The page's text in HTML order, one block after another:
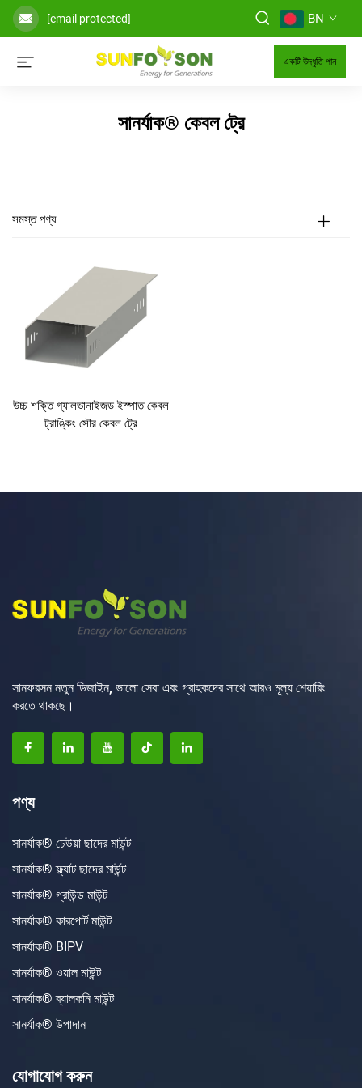
[email protected] BN
একটি উদ্ধৃতি পান
সানর্যাক® কেবল ট্রে
সমস্ত পণ্য
উচ্চ শক্তি গ্যালভানাইজড ইস্পাত কেবল
ট্রাঙ্কিং সৌর কেবল ট্রে
সানফরসন নতুন ডিজাইন, ভালো সেবা এবং গ্রাহকদের সাথে আরও মূল্য শেয়ারিং
করতে থাকছে।
পণ্য
সানর্যাক® ঢেউয়া ছাদের মাউন্ট
সানর্যাক® ফ্ল্যাট ছাদের মাউন্ট
সানর্যাক® গ্রাউন্ড মাউন্ট
সানর্যাক® কারপোর্ট মাউন্ট
সানর্যাক® BIPV
সানর্যাক® ওয়াল মাউন্ট
সানর্যাক® ব্যালকনি মাউন্ট
সানর্যাক® উপাদান
যোগাযোগ করুন